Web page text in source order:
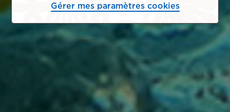
Gérer mes paramètres cookies